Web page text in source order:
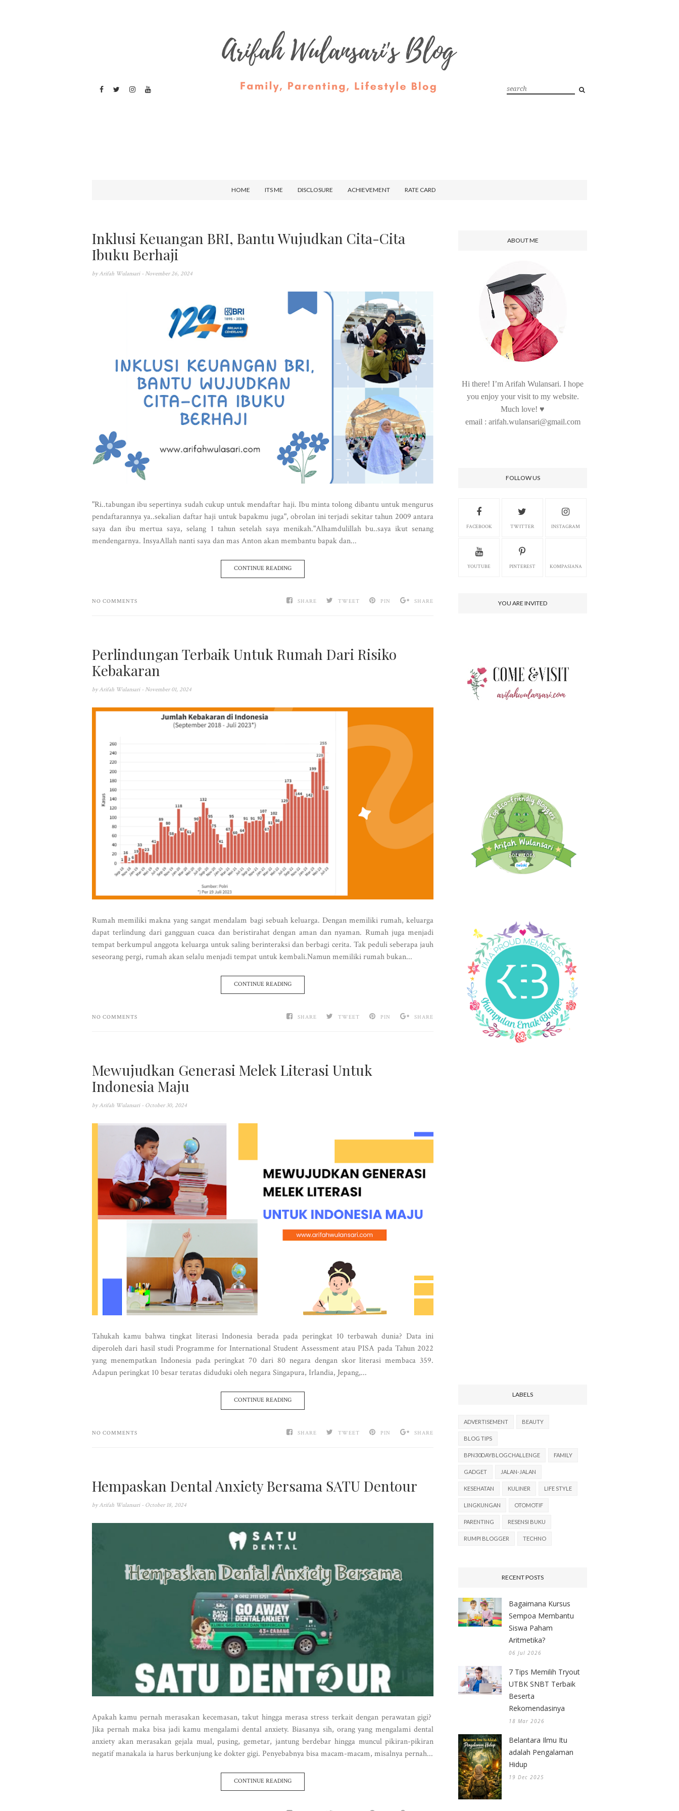
HOME ITS ME DISCLOSURE ACHIEVEMENT RATE CARD
Inklusi Keuangan BRI, Bantu Wujudkan Cita-Cita
Ibuku Berhaji
by Arifah Wulansari - November 26, 2024
"Ri..tabungan ibu sepertinya sudah cukup untuk mendaftar haji. Ibu minta tolong dibantu untuk mengurus
pendaftarannya ya..sekalian daftar haji untuk bapakmu juga", obrolan ini terjadi sekitar tahun 2009 antara
saya dan ibu mertua saya, selang 1 tahun setelah saya menikah."Alhamdulillah bu..saya ikut senang
mendengarnya. InsyaAllah nanti saya dan mas Anton akan membantu bapak dan...
CONTINUE READING
SHARE TWEET PIN SHARE
NO COMMENTS
Perlindungan Terbaik Untuk Rumah Dari Risiko
Kebakaran
by Arifah Wulansari - November 01, 2024
Rumah memiliki makna yang sangat mendalam bagi sebuah keluarga. Dengan memiliki rumah, keluarga
dapat terlindung dari gangguan cuaca dan beristirahat dengan aman dan nyaman. Rumah juga menjadi
tempat berkumpul anggota keluarga untuk saling berinteraksi dan berbagi cerita. Tak peduli seberapa jauh
seseorang pergi, rumah akan selalu menjadi tempat untuk kembali.Namun memiliki rumah bukan...
CONTINUE READING
SHARE TWEET PIN SHARE
NO COMMENTS
Mewujudkan Generasi Melek Literasi Untuk
Indonesia Maju
by Arifah Wulansari - October 30, 2024
Tahukah kamu bahwa tingkat literasi Indonesia berada pada peringkat 10 terbawah dunia? Data ini
diperoleh dari hasil studi Programme for International Student Assessment atau PISA pada Tahun 2022
yang menempatkan Indonesia pada peringkat 70 dari 80 negara dengan skor literasi membaca 359.
Adapun peringkat 10 besar teratas diduduki oleh negara Singapura, Irlandia, Jepang,...
CONTINUE READING
SHARE TWEET PIN SHARE
NO COMMENTS
Hempaskan Dental Anxiety Bersama SATU Dentour
by Arifah Wulansari - October 18, 2024
Apakah kamu pernah merasakan kecemasan, takut hingga merasa stress terkait dengan perawatan gigi?
Jika pernah maka bisa jadi kamu mengalami dental anxiety. Biasanya sih, orang yang mengalami dental
anxiety akan merasakan gejala mual, pusing, gemetar, jantung berdebar hingga muncul pikiran-pikiran
negatif manakala ia harus berkunjung ke dokter gigi. Penyebabnya bisa macam-macam, misalnya pernah...
CONTINUE READING
ABOUT ME
Hi there! I’m Arifah Wulansari. I hope
you enjoy your visit to my website.
Much love! ♥
email : arifah.wulansari@gmail.com
FOLLOW US
FACEBOOK TWITTER INSTAGRAM
YOUTUBE PINTEREST KOMPASIANA
YOU ARE INVITED
LABELS
ADVERTISEMENT BEAUTY
BLOG TIPS
BPN30DAYBLOGCHALLENGE FAMILY
GADGET JALAN-JALAN
KESEHATAN KULINER LIFE STYLE
LINGKUNGAN OTOMOTIF
PARENTING RESENSI BUKU
RUMPI BLOGGER TECHNO
RECENT POSTS
Bagaimana Kursus
Sempoa Membantu
Siswa Paham
Aritmetika?
06 Jul 2026
7 Tips Memilih Tryout
UTBK SNBT Terbaik
Beserta
Rekomendasinya
18 Mar 2026
Belantara Ilmu Itu
adalah Pengalaman
Hidup
19 Dec 2025